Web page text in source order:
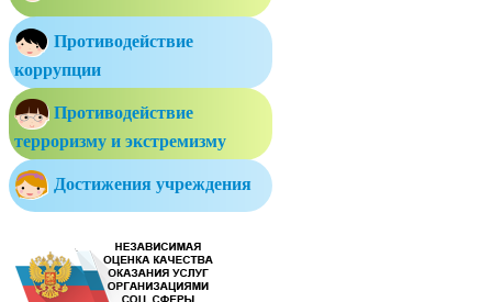
Противодействие
коррупции
Противодействие
терроризму и экстремизму
Достижения учреждения